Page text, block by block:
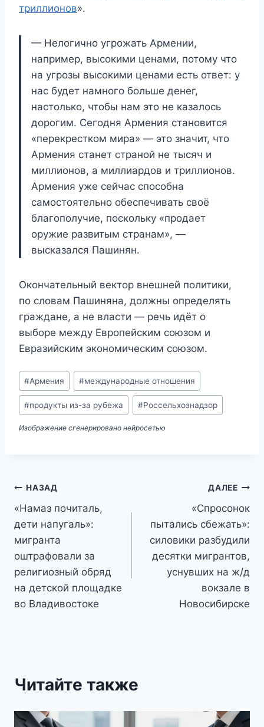
триллионов».
— Нелогично угрожать Армении,
например, высокими ценами, потому что
на угрозы высокими ценами есть ответ: у
нас будет намного больше денег,
настолько, чтобы нам это не казалось
дорогим. Сегодня Армения становится
«перекрестком мира» — это значит, что
Армения станет страной не тысяч и
миллионов, а миллиардов и триллионов.
Армения уже сейчас способна
самостоятельно обеспечивать своё
благополучие, поскольку «продает
оружие развитым странам», —
высказался Пашинян.
Окончательный вектор внешней политики,
по словам Пашиняна, должны определять
граждане, а не власти — речь идёт о
выборе между Европейским союзом и
Евразийским экономическим союзом.
Метки
записи:
#Армения #международные отношения
#продукты из-за рубежа #Россельхознадзор
Изображение сгенерировано нейросетью
Навигация
по
записям
НАЗАД
«Намаз почиталь,
дети напугаль»:
мигранта
оштрафовали за
религиозный обряд
на детской площадке
во Владивостоке
ДАЛЕЕ
«Спросонок
пытались сбежать»:
силовики разбудили
десятки мигрантов,
уснувших на ж/д
вокзале в
Новосибирске
Читайте также